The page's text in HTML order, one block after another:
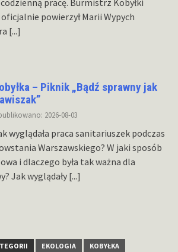
pracę. Burmistrz Kobyłki
powierzył Marii Wypych
[...]
– Piknik „Bądź sprawny jak
2026-08-03
wyglądała praca sanitariuszek podczas
Warszawskiego? W jaki sposób
i dlaczego była tak ważna dla
Jak wyglądały [...]
EKOLOGIA KOBYŁKA